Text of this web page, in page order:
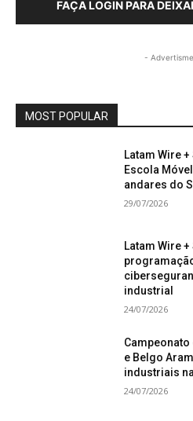
FAÇA LOGIN PARA
-
MOST POPULAR
Latam Wire
Escola
andares do
29/07/2026
Latam Wire
industrial
24/07/2026
Campeonato
e Belgo
industriais
24/07/2026